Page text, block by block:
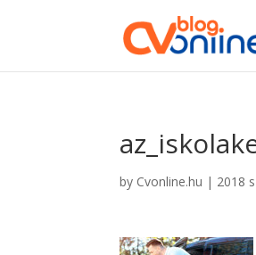
by Cvonline.hu | 2018